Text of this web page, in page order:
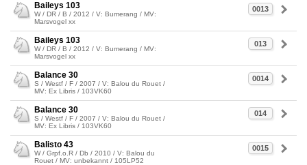
0013
Baileys 103
W / DR / B / 2012 / V: Bumerang / MV:
Marsvogel xx
013
Baileys 103
W / DR / B / 2012 / V: Bumerang / MV:
Marsvogel xx
0014
Balance 30
S / Westf / F / 2007 / V: Balou du Rouet /
MV: Ex Libris / 103VK60
014
Balance 30
S / Westf / F / 2007 / V: Balou du Rouet /
MV: Ex Libris / 103VK60
0015
Balisto 43
W / Grpf.o.R / Db / 2010 / V: Balou du
Rouet / MV: unbekannt / 105LP52